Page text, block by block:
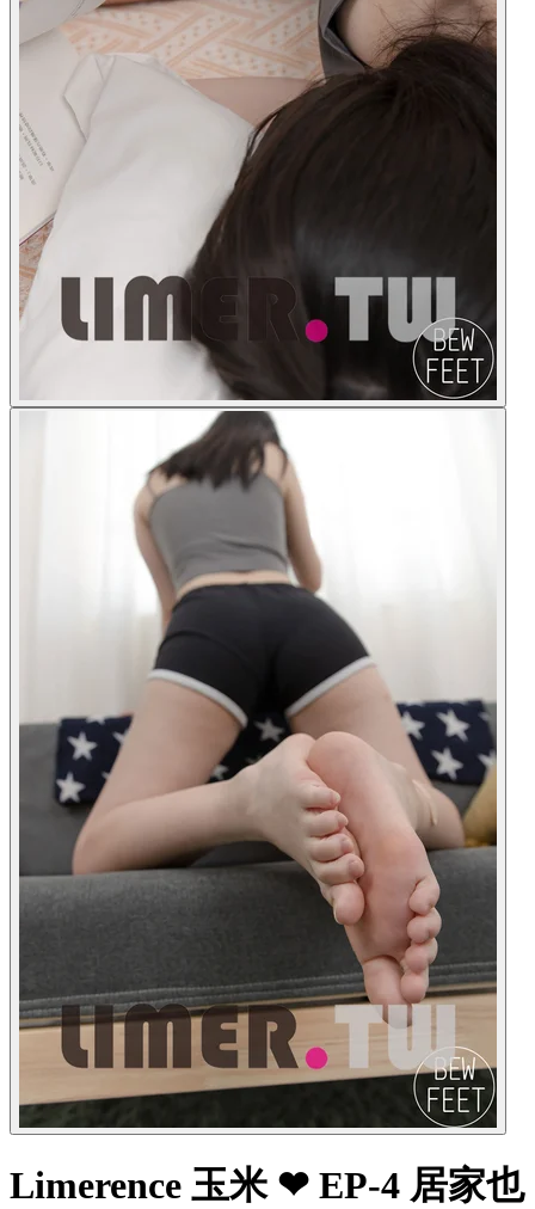
Limerence 玉米 ❤ EP-4 居家也